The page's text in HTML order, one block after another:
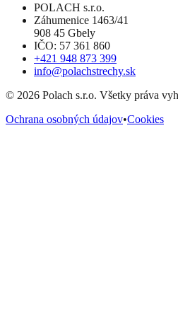
POLACH s.r.o.
Záhumenice 1463/41
908 45 Gbely
IČO: 57 361 860
+421 948 873 399
info@polachstrechy.sk
© 2026 Polach s.r.o. Všetky práva
Ochrana osobných údajov•Cookies